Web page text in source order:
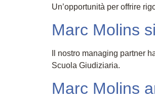
Un’opportunità per offrire
Marc Molins
Il nostro managing partner
Scuola Giudiziaria.
Marc Molins